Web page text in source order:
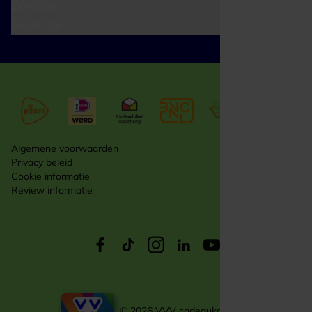
Algemene voorwaarden
Privacy beleid
Cookie informatie
Review informatie